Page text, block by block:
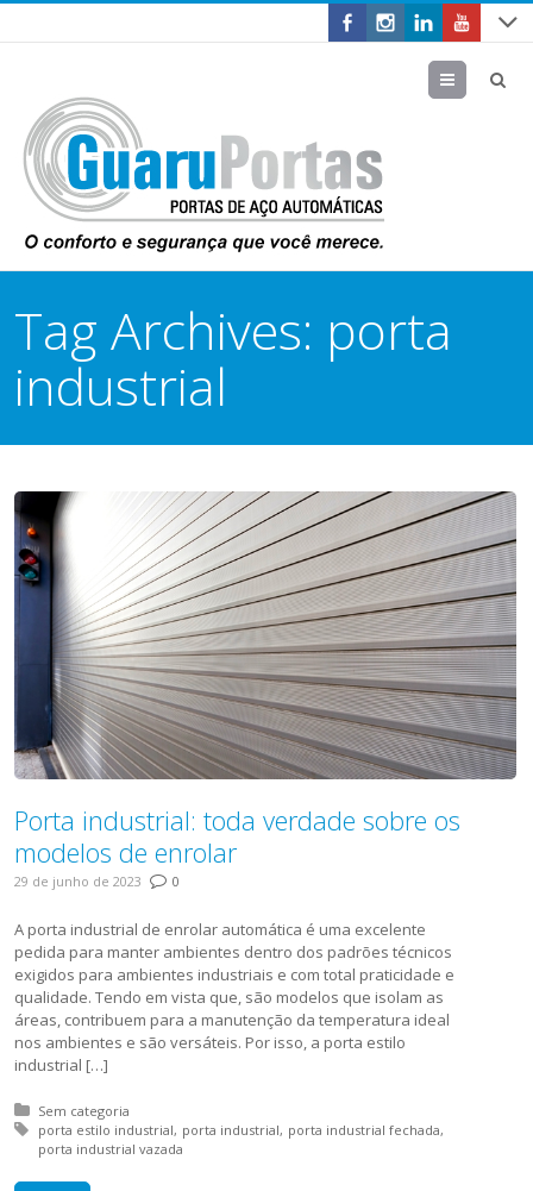
Menu
Tag Archives: porta
industrial
Porta industrial: toda verdade sobre os
modelos de enrolar
29 de junho de 2023 0
A porta industrial de enrolar automática é uma excelente
pedida para manter ambientes dentro dos padrões técnicos
exigidos para ambientes industriais e com total praticidade e
qualidade. Tendo em vista que, são modelos que isolam as
áreas, contribuem para a manutenção da temperatura ideal
nos ambientes e são versáteis. Por isso, a porta estilo
industrial […]
Posted in:
Sem categoria
Tagged with:
porta estilo industrial porta industrial porta industrial fechada
porta industrial vazada